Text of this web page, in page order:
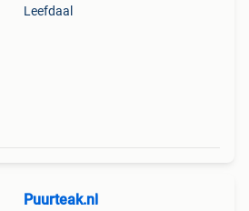
Leefdaal
Puurteak.nl